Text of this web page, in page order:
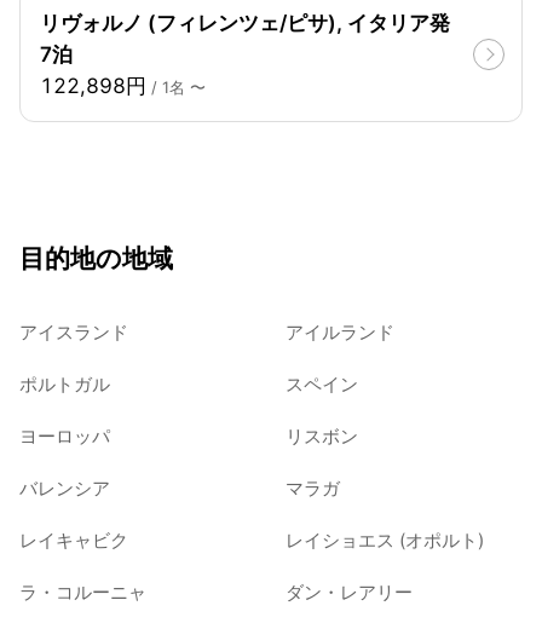
リヴォルノ (フィレンツェ/ピサ), イタリア発
7泊
122,898円 / 1名 〜
目的地の地域
アイスランド アイルランド
ポルトガル スペイン
ヨーロッパ リスボン
バレンシア マラガ
レイキャビク レイショエス (オポルト)
ラ・コルーニャ ダン・レアリー